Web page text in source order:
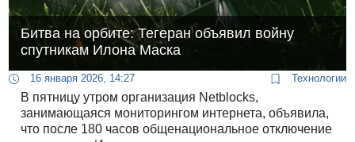
Битва на орбите: Тегеран объявил войну
спутникам Илона Маска
16 января 2026, 14:27 Технологии
В пятницу утром организация Netblocks,
занимающаяся мониторингом интернета, объявила,
что после 180 часов общенациональное отключение